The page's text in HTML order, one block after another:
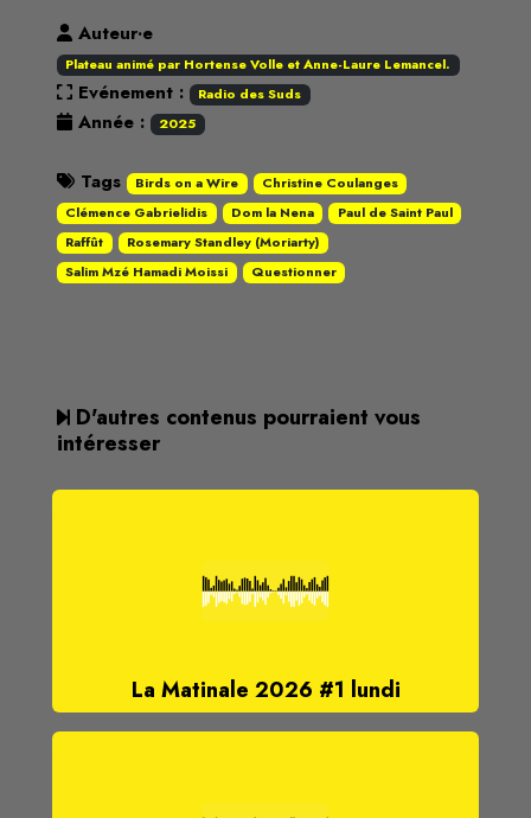
Auteur·e
Plateau animé par Hortense Volle et Anne-Laure Lemancel.
Evénement : Radio des Suds
Année : 2025
Tags Birds on a Wire
Christine Coulanges
Clémence Gabrielidis
Dom la Nena
Paul de Saint Paul
Raffût
Rosemary Standley (Moriarty)
Salim Mzé Hamadi Moissi
Questionner
D'autres contenus pourraient vous
intéresser
La Matinale 2026 #1 lundi